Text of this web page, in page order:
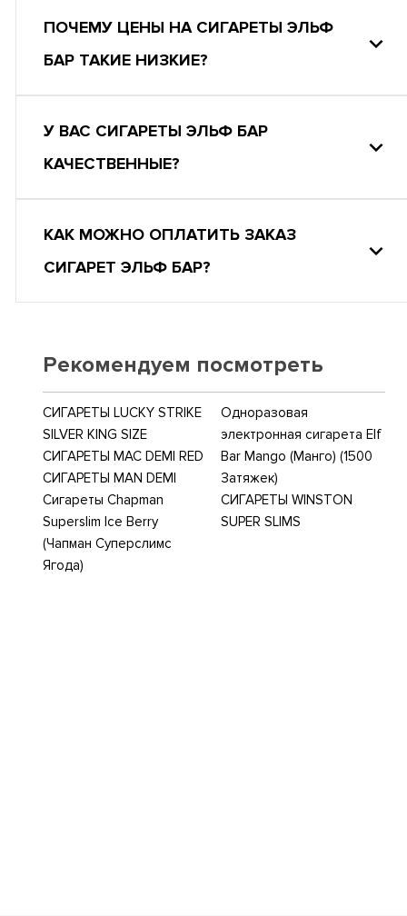
ПОЧЕМУ ЦЕНЫ НА СИГАРЕТЫ ЭЛЬФ
БАР ТАКИЕ НИЗКИЕ?
У ВАС СИГАРЕТЫ ЭЛЬФ БАР
КАЧЕСТВЕННЫЕ?
КАК МОЖНО ОПЛАТИТЬ ЗАКАЗ
СИГАРЕТ ЭЛЬФ БАР?
Рекомендуем посмотреть
СИГАРЕТЫ LUCKY STRIKE
SILVER KING SIZE
СИГАРЕТЫ MAC DEMI RED
СИГАРЕТЫ MAN DEMI
Сигареты Chapman
Superslim Ice Berry
(Чапман Суперслимс
Ягода)
Одноразовая
электронная сигарета Elf
Bar Mango (Манго) (1500
Затяжек)
СИГАРЕТЫ WINSTON
SUPER SLIMS